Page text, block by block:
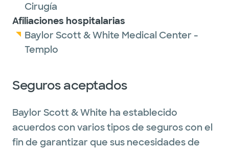
Cirugía
Afiliaciones hospitalarias
Baylor Scott & White Medical Center -
Templo
Seguros aceptados
Baylor Scott & White ha establecido
acuerdos con varios tipos de seguros con el
fin de garantizar que sus necesidades de